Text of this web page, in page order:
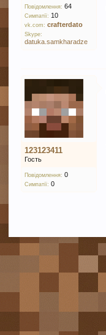
Повідомлення: 64
Симпатії: 10
vk.com: crafterdato
Skype:
datuka.samkharadze
123123411
Гость
Повідомлення: 0
Симпатії: 0